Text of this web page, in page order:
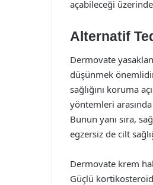
açabileceği
Alternatif
Dermovate
düşünmek
sağlığını koruma
yöntemleri
Bunun yanı sıra,
egzersiz de cilt
Dermovate krem
Güçlü